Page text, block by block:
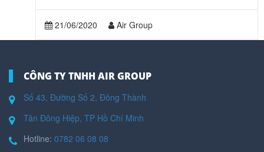
21/06/2020 Air Group
CÔNG TY TNHH AIR GROUP
Số 43, Đường Số 2, Đông Thành
Tân Đông Hiệp, TP Hồ Chí Minh
Hotline: 0782 06 08 08